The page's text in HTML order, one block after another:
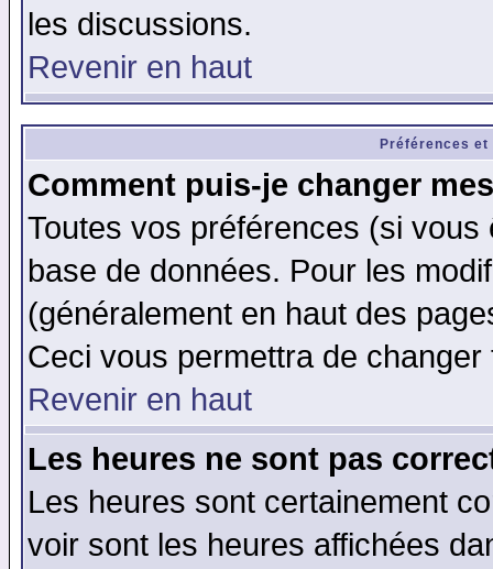
les discussions.
Revenir en haut
Préférences
Comment puis-je changer
Toutes vos préférences (si
base de données. Pour les
(généralement en haut des
Ceci vous permettra de
Revenir en haut
Les heures ne sont pas
Les heures sont certainement
voir sont les heures affichées